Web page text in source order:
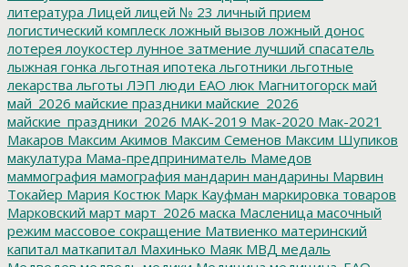
литература Лицей лицей № 23 личный прием
логистический комплеск ложный вызов ложный донос
лотерея лоукостер лунное затмение лучший спасатель
лыжная гонка льготная ипотека льготники льготные
лекарства льготы ЛЭП люди ЕАО люк Магнитогорск май
май_2026 майские праздники майские_2026
майские_праздники_2026 МАК-2019 Мак-2020 Мак-2021
Макаров Максим Акимов Максим Семенов Максим Шупиков
макулатура Мама-предприниматель Мамедов
маммография мамография мандарин мандарины Марвин
Токайер Мария Костюк Марк Кауфман маркировка товаров
Марковский март март_2026 маска Масленица масочный
режим массовое сокращение Матвиенко материнский
капитал маткапитал Махинько Маяк МВД медаль